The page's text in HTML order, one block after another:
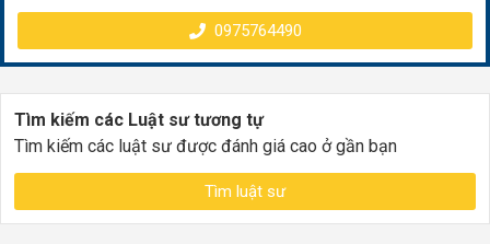
0975764490
Tìm kiếm các Luật sư tương tự
Tìm kiếm các luật sư được đánh giá cao ở gần bạn
Tìm luật sư